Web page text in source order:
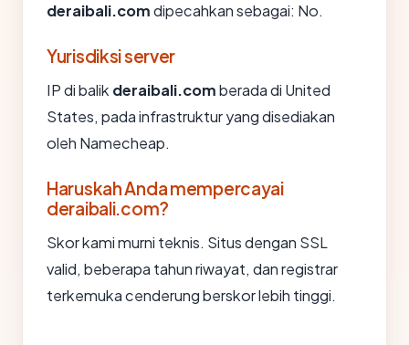
deraibali.comdipecahkan sebagai: No.
Yurisdiksi server
IP di balik deraibali.comberada di United
States, pada infrastruktur yang disediakan
oleh Namecheap.
Haruskah Anda mempercayai
deraibali.com?
Skor kami murni teknis. Situs dengan SSL
valid, beberapa tahun riwayat, dan registrar
terkemuka cenderung berskor lebih tinggi.